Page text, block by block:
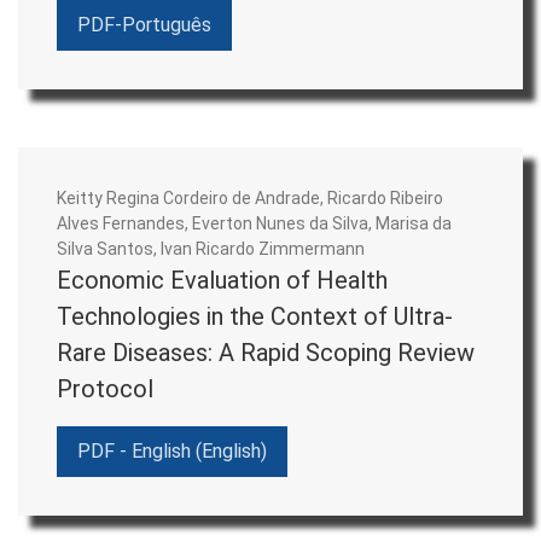
O corpo de avaliadores é composto por especialistas em
Farmacoeconomia, Saúde Pública, Saúde Coletiva e outras
interessados em contribuir com a revista.
Especialistas não participantes desse grupo poderão,
eventualmente, ser convidados em razão de seu
conhecimento ou experiência em alguma matéria
específica objeto de trabalho submetido à publicação na
revista.
não os critérios de possuir mérito científico e contribuir
PDF-Português
Keitty Regina Cordeiro de Andrade, Ricardo Ribeiro
Alves Fernandes, Everton Nunes da Silva, Marisa da
Silva Santos, Ivan Ricardo Zimmermann
Economic Evaluation of Health
Technologies in the Context of Ultra-
Rare Diseases: A Rapid Scoping Review
Protocol
PDF - English (English)